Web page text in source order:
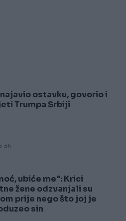
ostavku, govorio i
Trumpa Srbiji
3h
ubiće me": Krici
žene odzvanjali su
prije nego što joj je
sin